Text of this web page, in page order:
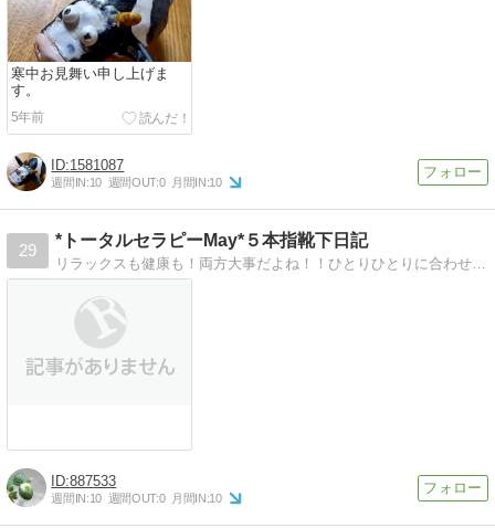
寒中お見舞い申し上げま
す。
5年前
1581087
週間IN:10 週間OUT:0 月間IN:10
29
*トータルセラピーMay*５本指靴下日記
リラックスも健康も！両方大事だよね！！ひとりひとりに合わせた満足できるセラピー！がモットー！
887533
週間IN:10 週間OUT:0 月間IN:10